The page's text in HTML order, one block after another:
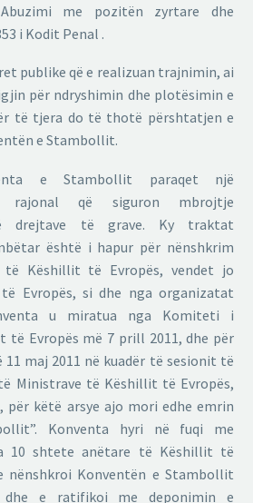
me pozitën zyrtare dhe
i Kodit Penal .
publike që e realizuan trajnimin, ai
për ndryshimin dhe plotësimin e
të tjera do të thotë përshtatjen e
e Stambollit.
e Stambollit paraqet një
rajonal që siguron mbrojtje
drejtave të grave. Ky traktat
është i hapur për nënshkrim
të Këshillit të Evropës, vendet jo
Evropës, si dhe nga organizatat
u miratua nga Komiteti i
të Evropës më 7 prill 2011, dhe për
maj 2011 në kuadër të sesionit të
Ministrave të Këshillit të Evropës,
këtë arsye ajo mori edhe emrin
Konventa hyri në fuqi me
10 shtete anëtare të Këshillit të
nënshkroi Konventën e Stambollit
e ratifikoi me deponimin e